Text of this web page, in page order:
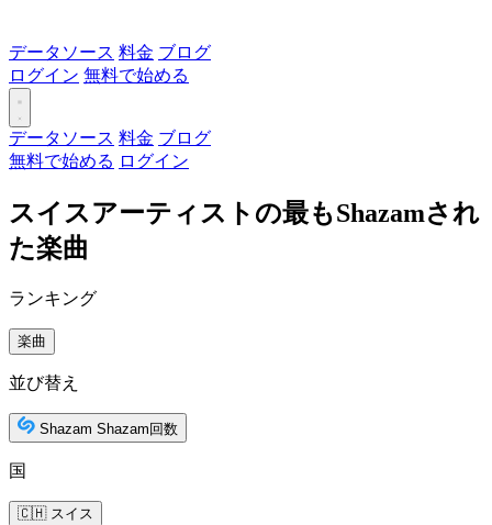
データソース 料金 ブログ
ログイン 無料で始める
データソース 料金 ブログ
無料で始める ログイン
スイスアーティストの最もShazamされ
た楽曲
ランキング
楽曲
並び替え
Shazam Shazam回数
国
🇨🇭 スイス